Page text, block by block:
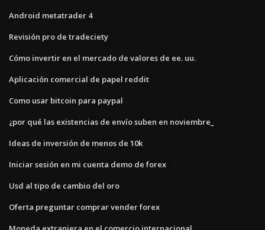
Android metatrader 4
Revisión pro de tradeciety
Cómo invertir en el mercado de valores de ee. uu.
Aplicación comercial de papel reddit
Como usar bitcoin para paypal
¿por qué las existencias de envío suben en noviembre_
Ideas de inversión de menos de 10k
Iniciar sesión en mi cuenta demo de forex
Usd al tipo de cambio del oro
Oferta preguntar comprar vender forex